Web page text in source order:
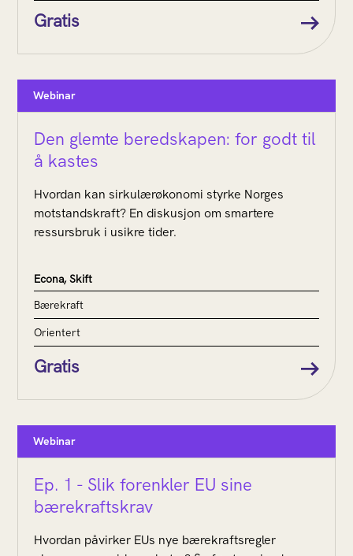
Gratis
Webinar
Den glemte beredskapen: for godt til
å kastes
Hvordan kan sirkulærøkonomi styrke Norges
motstandskraft? En diskusjon om smartere
ressursbruk i usikre tider.
Econa, Skift
Bærekraft
Orientert
Gratis
Webinar
Ep. 1 - Slik forenkler EU sine
bærekraftskrav
Hvordan påvirker EUs nye bærekraftsregler